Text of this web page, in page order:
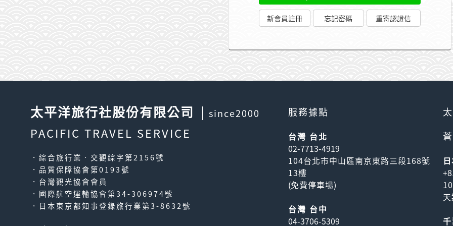
太平洋旅行社股份有限公司 since2000
PACIFIC TRAVEL SERVICE
．綜合旅行業‧交觀綜字第2156號
．品質保障協會第0193號
．台灣觀光協會會員
．國際航空運輸協會第34-306974號
．日本東京都知事登錄旅行業第3-8632號
服務據點
台灣 台北
02-7713-4919
104台北市中山區南京東路三段168號
13樓
(免費停車場)
台灣 台中
04-3706-5309